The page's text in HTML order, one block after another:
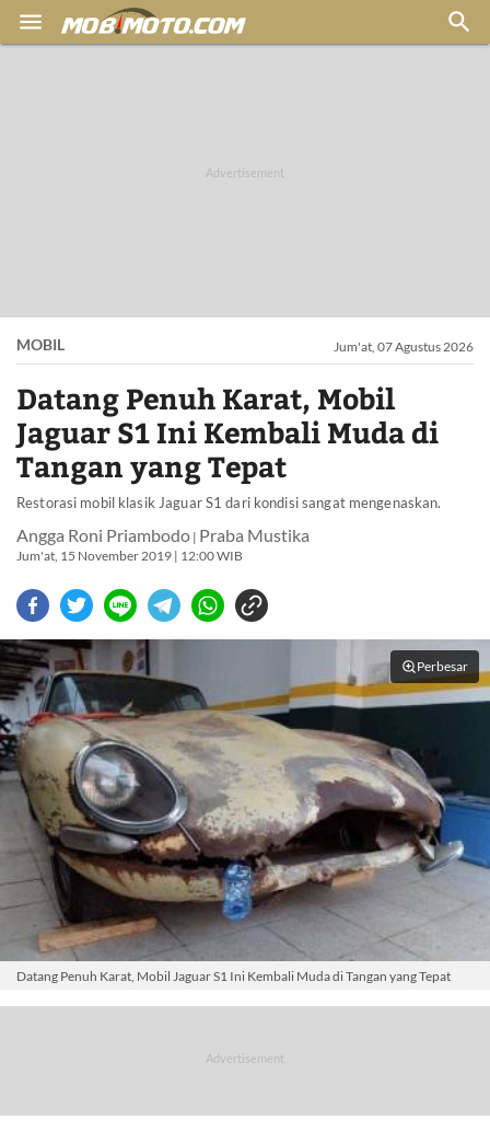
 
MOBIL Jum'at, 07 Agustus 2026
Datang Penuh Karat, Mobil
Jaguar S1 Ini Kembali Muda di
Tangan yang Tepat
Restorasi mobil klasik Jaguar S1 dari kondisi sangat mengenaskan.
Angga Roni Priambodo | Praba Mustika
Jum'at, 15 November 2019 | 12:00 WIB
Perbesar
Datang Penuh Karat, Mobil Jaguar S1 Ini Kembali Muda di Tangan yang Tepat